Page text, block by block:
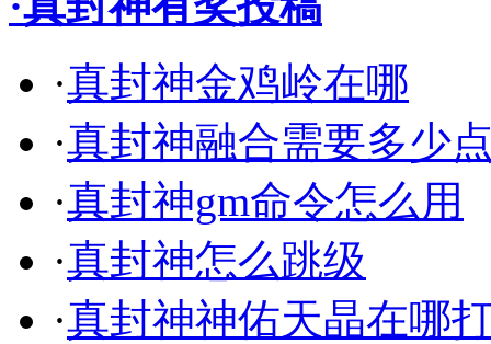
·真封神金鸡岭在哪
·真封神融合需要多少
·真封神gm命令怎么用
·真封神怎么跳级
·真封神神佑天晶在哪